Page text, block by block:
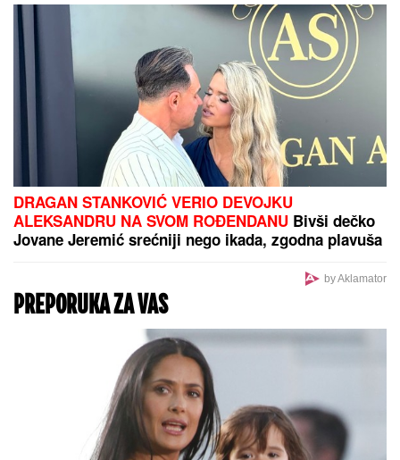
DRAGAN STANKOVIĆ VERIO DEVOJKU
ALEKSANDRU NA SVOM ROĐENDANU Bivši dečko
Jovane Jeremić srećniji nego ikada, zgodna plavuša
by Aklamator
PREPORUKA ZA VAS